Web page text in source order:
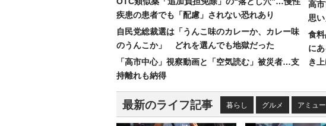
疾患の患者でも「配慮」されない恐れあり
自民党総裁選は「うんこ味のカレーか、カレー味
のうんこか」 どれを選んでも地獄だった
「高市中心」視察動画と「空気読む」被災者…支
持離れも納得
高
思
食
に
き
最新のライフ記事 暮らし グルメ アミュ